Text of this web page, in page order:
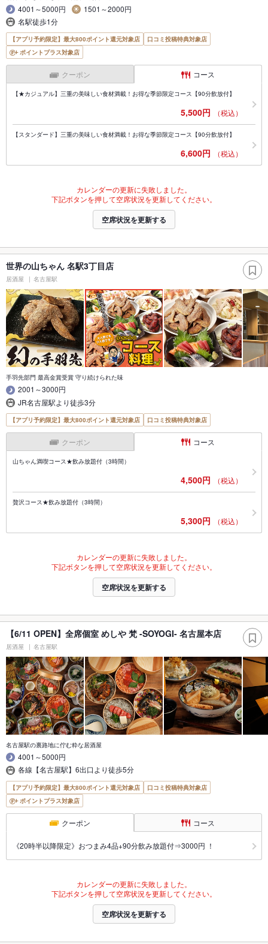
4001～5000円
1501～2000円
名駅徒歩1分
【アプリ予約限定】最大800ポイント還元対象店
口コミ投稿特典対象店
ポイントプラス対象店
クーポン コース
【★カジュアル】三重の美味しい食材満載！お得な季節限定コース【90分飲放付】
5,500円 （税込）
【スタンダード】三重の美味しい食材満載！お得な季節限定コース【90分飲放付】
6,600円 （税込）
カレンダーの更新に失敗しました。
下記ボタンを押して空席状況を更新してください。
空席状況を更新する
世界の山ちゃん 名駅3丁目店
居酒屋 名古屋駅
手羽先部門 最高金賞受賞 守り続けられた味
2001～3000円
JR名古屋駅より徒歩3分
【アプリ予約限定】最大800ポイント還元対象店 口コミ投稿特典対象店
クーポン コース
山ちゃん満喫コース★飲み放題付（3時間）
4,500円 （税込）
贅沢コース★飲み放題付（3時間）
5,300円 （税込）
カレンダーの更新に失敗しました。
下記ボタンを押して空席状況を更新してください。
空席状況を更新する
【6/11 OPEN】全席個室 めしや 梵 -SOYOGI- 名古屋本店
居酒屋 名古屋駅
名古屋駅の裏路地に佇む粋な居酒屋
4001～5000円
各線【名古屋駅】6出口より徒歩5分
【アプリ予約限定】最大800ポイント還元対象店
口コミ投稿特典対象店
ポイントプラス対象店
クーポン コース
《20時半以降限定》おつまみ4品+90分飲み放題付⇒3000円 ！
カレンダーの更新に失敗しました。
下記ボタンを押して空席状況を更新してください。
空席状況を更新する